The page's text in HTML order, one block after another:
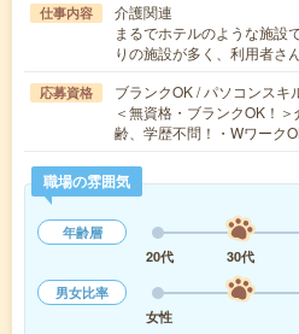
仕事内容
介護関連
まるでホテルのような施設
りの施設が多く、利用者
応募資格
ブランクOK / パソコンスキ
＜無資格・ブランクOK！
齢、学歴不問！・Wワーク
職場の雰囲気
年齢層
20代
30代
男女比率
女性